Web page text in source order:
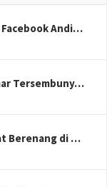
Andi…
Tersembuny…
Berenang di …